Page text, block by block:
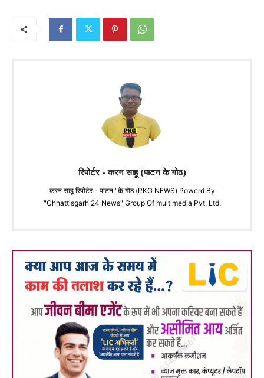
रिपोर्टर - करन साहू (पाटन के गोठ)
करन साहू रिपोर्टर - पाटन "के गोठ (PKG NEWS) Powerd By
"Chhattisgarh 24 News" Group Of multimedia Pvt. Ltd.